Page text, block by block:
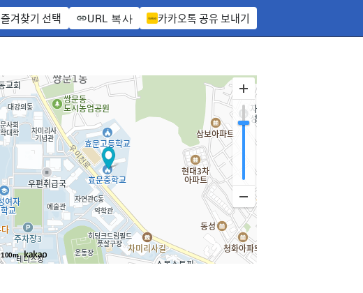
즐겨찾기 선택 URL 복사 카카오톡 공유 보내기
100m